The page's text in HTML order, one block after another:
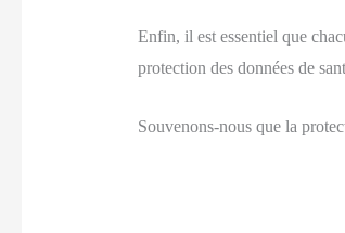
Enfin, il est essentiel que
protection des données de
Souvenons-nous que la